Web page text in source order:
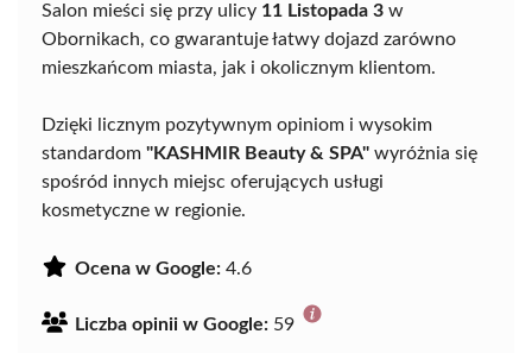
Salon mieści się przy ulicy 11 Listopada 3 w
Obornikach, co gwarantuje łatwy dojazd zarówno
mieszkańcom miasta, jak i okolicznym klientom.
Dzięki licznym pozytywnym opiniom i wysokim
standardom "KASHMIR Beauty & SPA" wyróżnia się
spośród innych miejsc oferujących usługi
kosmetyczne w regionie.
Ocena w Google: 4.6
Liczba opinii w Google: 59